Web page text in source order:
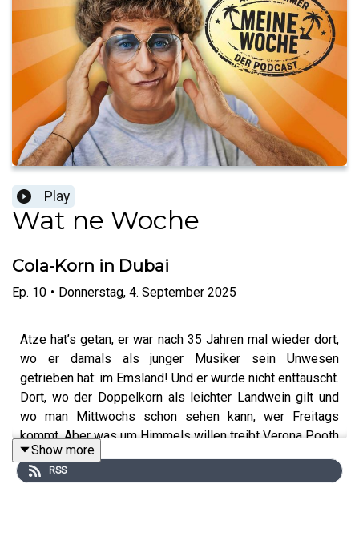
Play
Wat ne Woche
Cola-Korn in Dubai
Ep. 10 • Donnerstag, 4. September 2025
Atze hat’s getan, er war nach 35 Jahren mal wieder dort,
wo er damals als junger Musiker sein Unwesen
getrieben hat: im Emsland! Und er wurde nicht enttäuscht.
Dort, wo der Doppelkorn als leichter Landwein gilt und
wo man Mittwochs schon sehen kann, wer Freitags
kommt. Aber was um Himmels willen treibt Verona Pooth
nach Dubai? Also Atze kann’s egal sein, weil er bald mit
seinem Wohnmobil ins Abu Dhabi Deutschlands fährt:
Show more
RSS